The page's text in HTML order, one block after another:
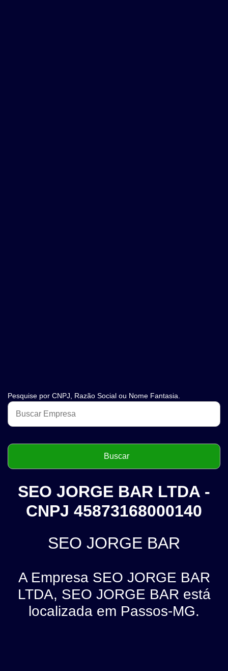
Pesquise por CNPJ, Razão Social ou Nome Fantasia.
SEO JORGE BAR LTDA -
CNPJ 45873168000140
SEO JORGE BAR
A Empresa SEO JORGE BAR
LTDA, SEO JORGE BAR está
localizada em Passos-MG.